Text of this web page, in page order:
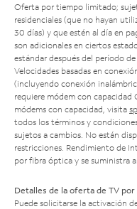
Oferta por tiempo limitado;
residenciales (que no hayan
30 días) y que estén al día en
son adicionales en ciertos
estándar después del período
Velocidades basadas en
(incluyendo conexión
requiere módem con capacidad
módems con capacidad, visita
todos los términos y
sujetos a cambios. No están
restricciones. Rendimiento de
por fibra óptica y se suministra
Detalles de la oferta de TV por
Puede solicitarse la activación